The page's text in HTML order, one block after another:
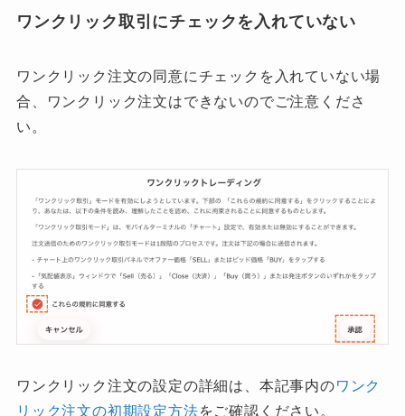
ワンクリック取引にチェックを入れていない
ワンクリック注文の同意にチェックを入れていない場
合、ワンクリック注文はできないのでご注意くださ
い。
ワンクリック注文の設定の詳細は、本記事内のワンク
リック注文の初期設定方法をご確認ください。